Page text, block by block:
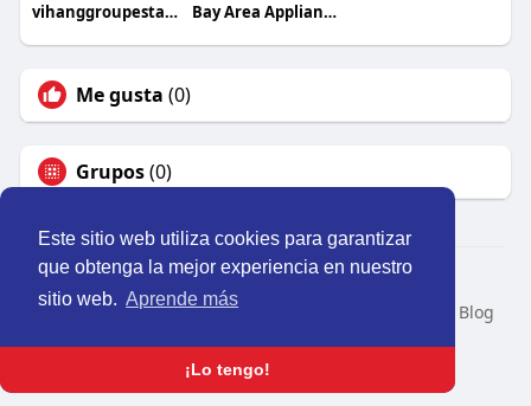
Este sitio web utiliza cookies para garantizar
que obtenga la mejor experiencia en nuestro
sitio web. Aprende más
¡Lo tengo!
vihanggroupestate Bay Area Appliance Installation
Me gusta (0)
Grupos(0)
© 2026 Perú Activo
Inicio
Nosotros Contacto
Blog
Idioma